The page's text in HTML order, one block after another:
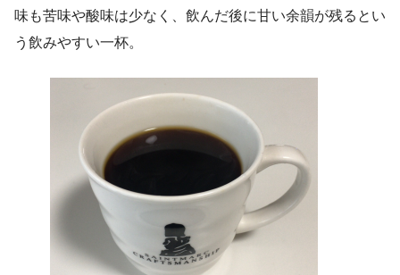
味も苦味や酸味は少なく、飲んだ後に甘い余韻が残るとい
う飲みやすい一杯。